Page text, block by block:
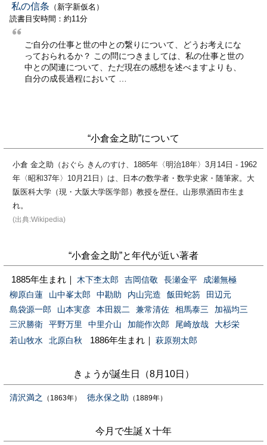
私の信条 （新字新仮名）
読書目安時間：約11分
ご自分の仕事と世の中との繋りについて、どうお考えにな
っておられるか？ この問につきましては、私の仕事と世の
中との関連について、ただ現在の感想を述べますよりも、
自分の成長過程において …
“小倉金之助”について
小倉 金之助（おぐら きんのすけ、1885年〈明治18年〉3月14日 - 1962
年〈昭和37年〉10月21日）は、日本の数学者・数学史家・随筆家。大
阪医科大学（現・大阪大学医学部）教授を歴任。山形県酒田市生ま
れ。
(出典:Wikipedia)
“小倉金之助”と年代が近い著者
1885年生まれ｜ 木下杢太郎 吉岡信敬 長瀬金平
成瀬無極
柳原白蓮
山中峯太郎 中勘助 内山完造 飯田蛇笏
田辺元
島袋源一郎
山本実彦 本田親二 兼常清佐 相馬泰三
加福均三
三沢勝衛
平野万里 中里介山 加能作次郎 尾崎放哉
大杉栄
若山牧水
北原白秋 1886年生まれ｜ 萩原朔太郎
きょうが誕生日（8月10日）
清沢満之 （1863年） 徳永保之助 （1889年）
今月で生誕Ｘ十年